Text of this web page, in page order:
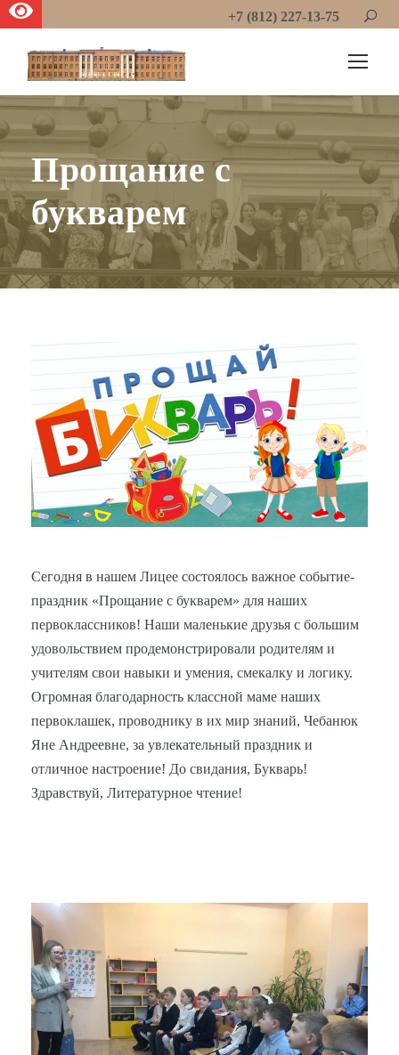
+7 (812) 227-13-75
Прощание с
букварем
Сегодня в нашем Лицее состоялось важное событие-
праздник «Прощание с букварем» для наших
первоклассников! Наши маленькие друзья с большим
удовольствием продемонстрировали родителям и
учителям свои навыки и умения, смекалку и логику.
Огромная благодарность классной маме наших
первоклашек, проводнику в их мир знаний, Чебанюк
Яне Андреевне, за увлекательный праздник и
отличное настроение! До свидания, Букварь!
Здравствуй, Литературное чтение!